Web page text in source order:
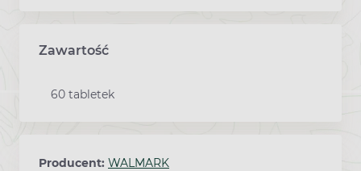
Zawartość
60 tabletek
Producent: WALMARK